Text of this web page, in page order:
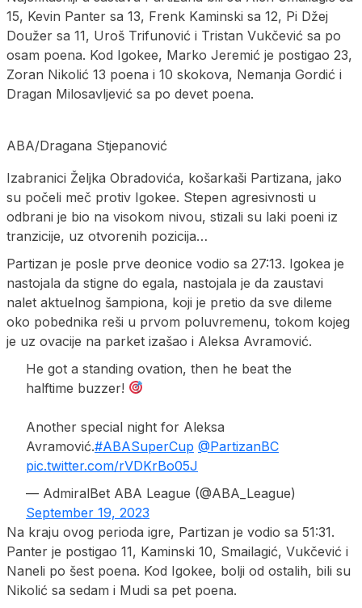
15, Kevin Panter sa 13, Frenk Kaminski sa 12, Pi Džej
Doužer sa 11, Uroš Trifunović i Tristan Vukčević sa po
osam poena. Kod Igokee, Marko Jeremić je postigao 23,
Zoran Nikolić 13 poena i 10 skokova, Nemanja Gordić i
Dragan Milosavljević sa po devet poena.
ABA/Dragana Stjepanović
Izabranici Željka Obradovića, košarkaši Partizana, jako
su počeli meč protiv Igokee. Stepen agresivnosti u
odbrani je bio na visokom nivou, stizali su laki poeni iz
tranzicije, uz otvorenih pozicija…
Partizan je posle prve deonice vodio sa 27:13. Igokea je
nastojala da stigne do egala, nastojala je da zaustavi
nalet aktuelnog šampiona, koji je pretio da sve dileme
oko pobednika reši u prvom poluvremenu, tokom kojeg
je uz ovacije na parket izašao i Aleksa Avramović.
He got a standing ovation, then he beat the
halftime buzzer!
Another special night for Aleksa
Avramović.#ABASuperCup @PartizanBC
pic.twitter.com/rVDKrBo05J
— AdmiralBet ABA League (@ABA_League)
September 19, 2023
Na kraju ovog perioda igre, Partizan je vodio sa 51:31.
Panter je postigao 11, Kaminski 10, Smailagić, Vukčević i
Naneli po šest poena. Kod Igokee, bolji od ostalih, bili su
Nikolić sa sedam i Mudi sa pet poena.